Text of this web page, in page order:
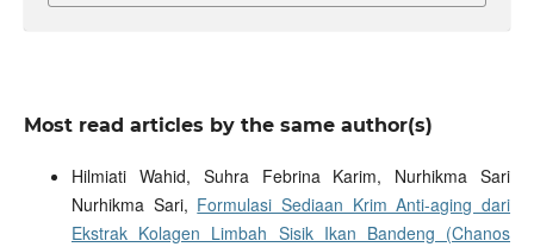
Most read articles by the same author(s)
Hilmiati Wahid, Suhra Febrina Karim, Nurhikma Sari
Nurhikma Sari, Formulasi Sediaan Krim Anti-aging dari
Ekstrak Kolagen Limbah Sisik Ikan Bandeng (Chanos